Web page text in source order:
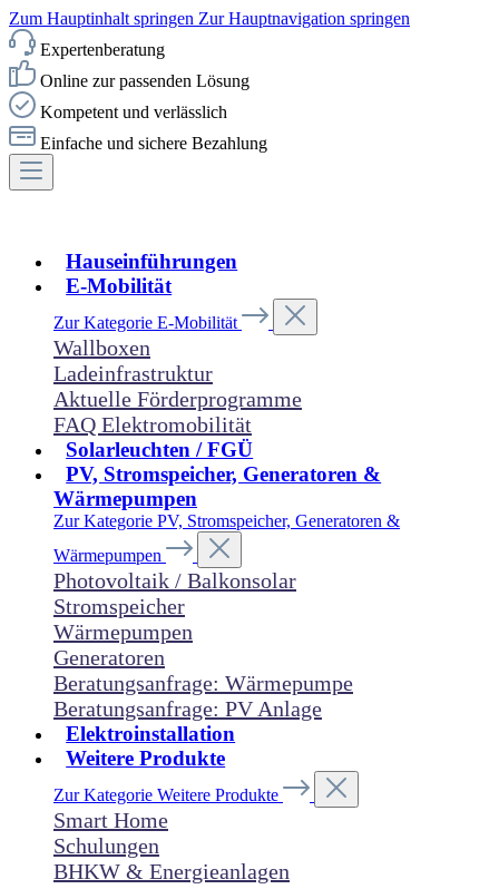
Zum Hauptinhalt springen Zur Hauptnavigation springen
Expertenberatung
Online zur passenden Lösung
Kompetent und verlässlich
Einfache und sichere Bezahlung
Hauseinführungen
E-Mobilität
Zur Kategorie E-Mobilität
Wallboxen
Ladeinfrastruktur
Aktuelle Förderprogramme
FAQ Elektromobilität
Solarleuchten / FGÜ
PV, Stromspeicher, Generatoren &
Wärmepumpen
Zur Kategorie PV, Stromspeicher, Generatoren &
Wärmepumpen
Photovoltaik / Balkonsolar
Stromspeicher
Wärmepumpen
Generatoren
Beratungsanfrage: Wärmepumpe
Beratungsanfrage: PV Anlage
Elektroinstallation
Weitere Produkte
Zur Kategorie Weitere Produkte
Smart Home
Schulungen
BHKW & Energieanlagen